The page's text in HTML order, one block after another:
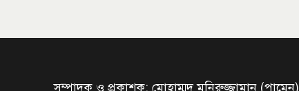
সম্পাদক ও প্রকাশক: মোহাম্মদ মনিরুজ্জামান (পামেন)